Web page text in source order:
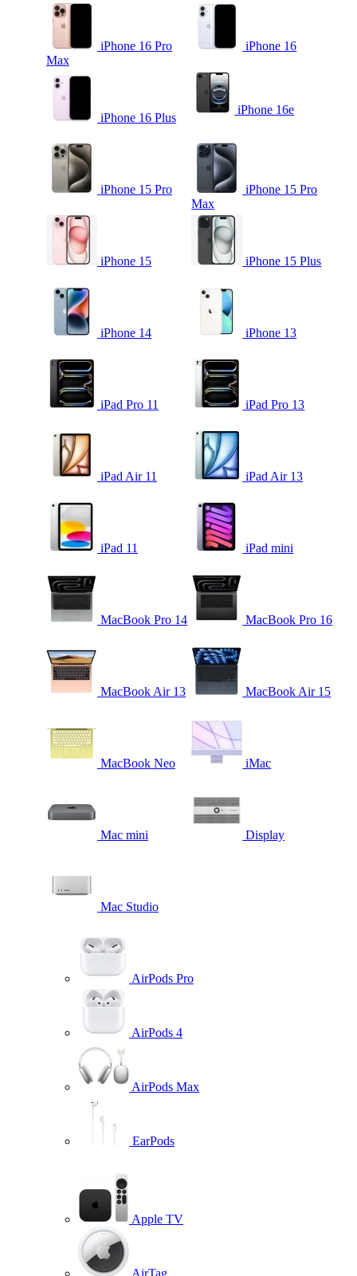
iPhone 16 Pro
Max
iPhone 16
iPhone 16 Plus
iPhone 16e
iPhone 15 Pro
iPhone 15 Pro
Max
iPhone 15 iPhone 15 Plus
iPhone 14 iPhone 13
iPad Pro 11 iPad Pro 13
iPad Air 11 iPad Air 13
iPad 11 iPad mini
MacBook Pro 14 MacBook Pro 16
MacBook Air 13 MacBook Air 15
MacBook Neo iMac
Mac mini Display
Mac Studio
AirPods Pro
AirPods 4
AirPods Max
EarPods
Apple TV